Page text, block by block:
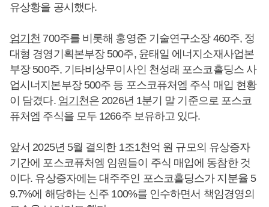
유상황을 공시했다.
엄기천 700주를 비롯해 홍영준 기술연구소장 460주, 정
대형 경영기획본부장 500주, 윤태일 에너지소재사업본
부장 500주, 기타비상무이사인 천성래 포스코홀딩스 사
업시너지본부장 500주 등 포스코퓨처엠 주식 매입 현황
이 담겼다. 엄기천은 2026년 1분기 말 기준으로 포스코
퓨처엠 주식을 모두 1266주 보유하고 있다.
앞서 2025년 5월 결의한 1조1천억 원 규모의 유상증자
기간에 포스코퓨처엠 임원들이 주식 매입에 동참한 것
이다. 유상증자에는 대주주인 포스코홀딩스가 지분율 5
9.7%에 해당하는 신주 100%를 인수하면서 책임경영의